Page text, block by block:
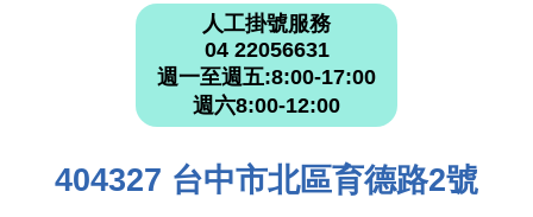
人工掛號服務
04 22056631
週一至週五:8:00-17:00
週六8:00-12:00
404327 台中市北區育德路2號